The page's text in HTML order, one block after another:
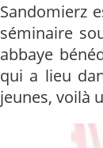
Sandomierz
séminaire
abbaye
qui a lieu
jeunes, voilà